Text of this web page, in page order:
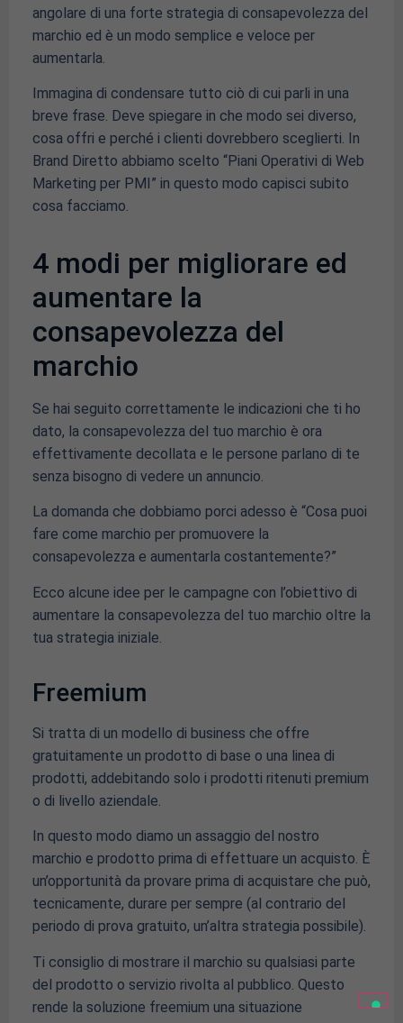
angolare di una forte strategia di consapevolezza del
marchio ed è un modo semplice e veloce per
aumentarla.
Immagina di condensare tutto ciò di cui parli in una
breve frase. Deve spiegare in che modo sei diverso,
cosa offri e perché i clienti dovrebbero sceglierti. In
Brand Diretto abbiamo scelto “Piani Operativi di Web
Marketing per PMI” in questo modo capisci subito
cosa facciamo.
4 modi per migliorare ed
aumentare la
consapevolezza del
marchio
Se hai seguito correttamente le indicazioni che ti ho
dato, la consapevolezza del tuo marchio è ora
effettivamente decollata e le persone parlano di te
senza bisogno di vedere un annuncio.
La domanda che dobbiamo porci adesso è “Cosa puoi
fare come marchio per promuovere la
consapevolezza e aumentarla costantemente?”
Ecco alcune idee per le campagne con l’obiettivo di
aumentare la consapevolezza del tuo marchio oltre la
tua strategia iniziale.
Freemium
Si tratta di un modello di business che offre
gratuitamente un prodotto di base o una linea di
prodotti, addebitando solo i prodotti ritenuti premium
o di livello aziendale.
In questo modo diamo un assaggio del nostro
marchio e prodotto prima di effettuare un acquisto. È
un’opportunità da provare prima di acquistare che può,
tecnicamente, durare per sempre (al contrario del
periodo di prova gratuito, un’altra strategia possibile).
Ti consiglio di mostrare il marchio su qualsiasi parte
del prodotto o servizio rivolta al pubblico. Questo
rende la soluzione freemium una situazione